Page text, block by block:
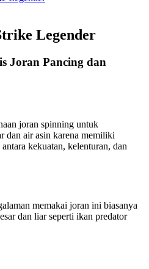
Legender
Joran Pancing dan
joran spinning untuk
dan air asin karena memiliki
kekuatan, kelenturan, dan
memakai joran ini biasanya
dan liar seperti ikan predator